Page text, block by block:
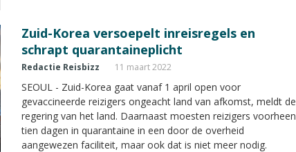
Zuid-Korea versoepelt inreisregels en
schrapt quarantaineplicht
Redactie Reisbizz 11 maart 2022
SEOUL - Zuid-Korea gaat vanaf 1 april open voor
gevaccineerde reizigers ongeacht land van afkomst, meldt de
regering van het land. Daarnaast moesten reizigers voorheen
tien dagen in quarantaine in een door de overheid
aangewezen faciliteit, maar ook dat is niet meer nodig.